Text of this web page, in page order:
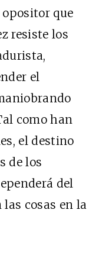
que
resiste los
el
como han
el destino
de los
del
las cosas en la